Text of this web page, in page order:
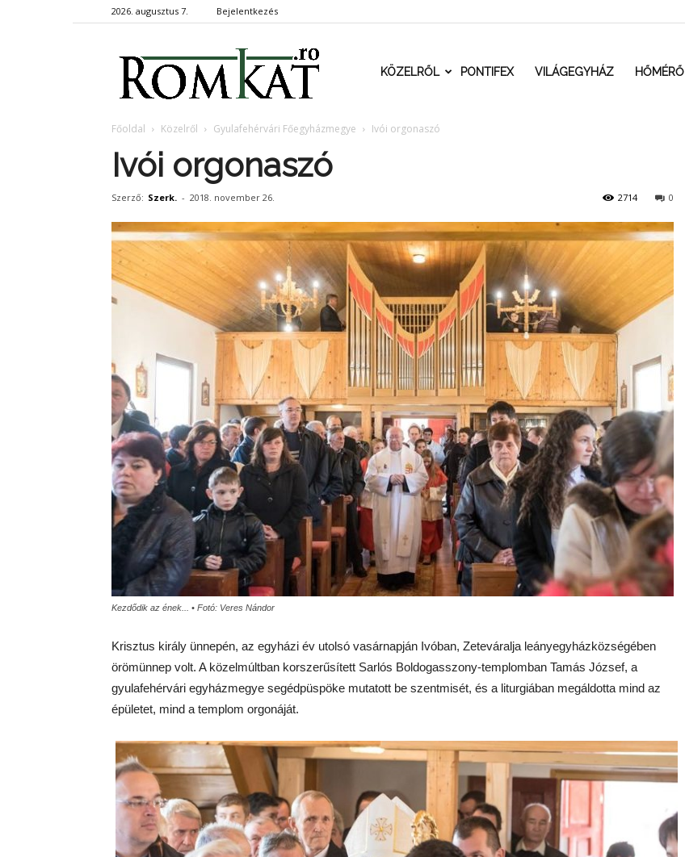
2026. augusztus 7. Bejelentkezés
RomKat.roKÖZELRŐL PONTIFEX VILÁGEGYHÁZ HŐMÉRŐ
Főoldal Közelről Gyulafehérvári Főegyházmegye Ivói orgonaszó
Ivói orgonaszó
Szerző: Szerk. - 2018. november 26. 0
2714
Kezdődik az ének... • Fotó: Veres Nándor
Krisztus király ünnepén, az egyházi év utolsó vasárnapján Ivóban, Zeteváralja leányegyházközségében
örömünnep volt. A közelmúltban korszerűsített Sarlós Boldogasszony-templomban Tamás József, a
gyulafehérvári egyházmegye segédpüspöke mutatott be szentmisét, és a liturgiában megáldotta mind az
épületet, mind a templom orgonáját.